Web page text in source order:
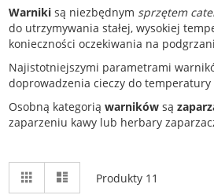
Warniki są niezbędnym sprzętem
do utrzymywania stałej, wysokiej
konieczności oczekiwania na
Najistotniejszymi parametrami
doprowadzenia cieczy do temperatury
Osobną kategoriąwarników są
zaparzeniu kawy lub herbary
Zobacz
jako
Siatka Produkty 11